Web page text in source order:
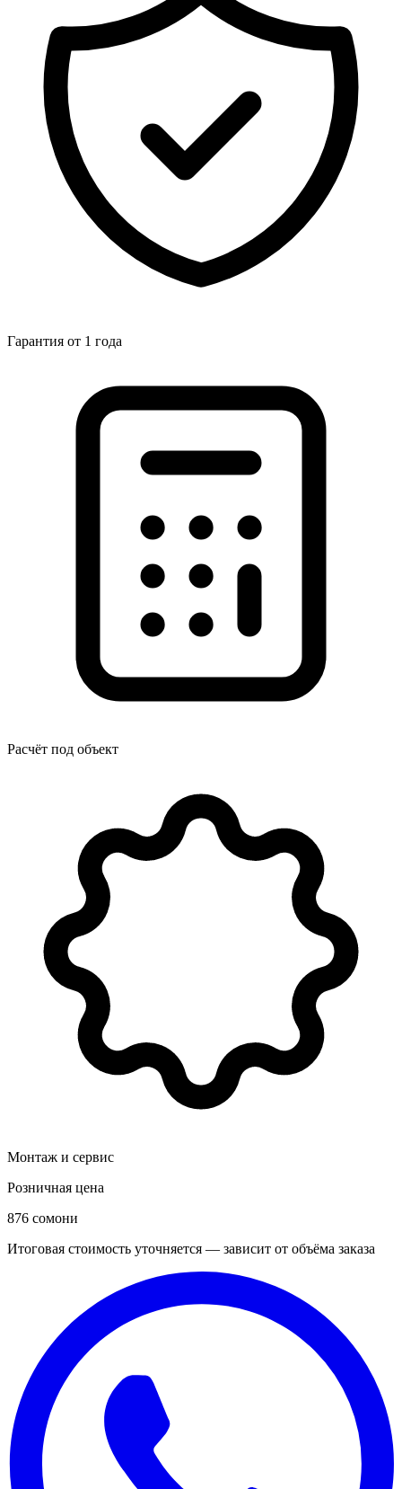
Гарантия от 1 года
Расчёт под объект
Монтаж и сервис
Розничная цена
876 сомони
Итоговая стоимость уточняется — зависит от объёма заказа